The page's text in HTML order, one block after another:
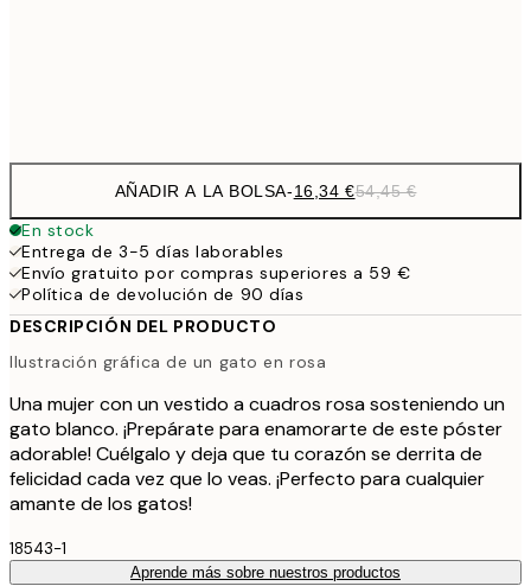
AÑADIR A LA BOLSA-16,34 €54,45 €
En stock
Entrega de 3-5 días laborables
Envío gratuito por compras superiores a 59 €
Política de devolución de 90 días
DESCRIPCIÓN DEL PRODUCTO
Ilustración gráfica de un gato en rosa
Una mujer con un vestido a cuadros rosa sosteniendo un
gato blanco. ¡Prepárate para enamorarte de este póster
adorable! Cuélgalo y deja que tu corazón se derrita de
felicidad cada vez que lo veas. ¡Perfecto para cualquier
amante de los gatos!
18543-1
Aprende más sobre nuestros productos